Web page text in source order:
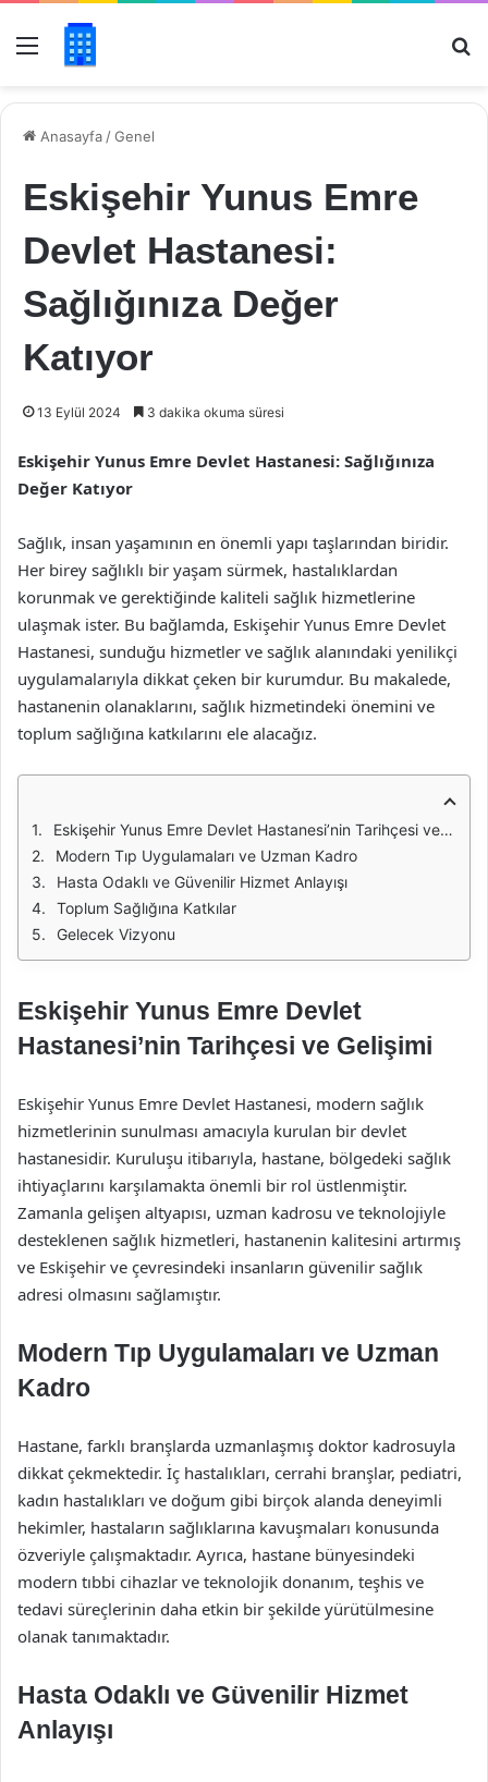
Menü
Anasayfa /Genel
Eskişehir Yunus Emre
Devlet Hastanesi:
Sağlığınıza Değer
Katıyor
13 Eylül 2024 3 dakika okuma süresi
Eskişehir Yunus Emre Devlet Hastanesi: Sağlığınıza
Değer Katıyor
Sağlık, insan yaşamının en önemli yapı taşlarından biridir.
Her birey sağlıklı bir yaşam sürmek, hastalıklardan
korunmak ve gerektiğinde kaliteli sağlık hizmetlerine
ulaşmak ister. Bu bağlamda, Eskişehir Yunus Emre Devlet
Hastanesi, sunduğu hizmetler ve sağlık alanındaki yenilikçi
uygulamalarıyla dikkat çeken bir kurumdur. Bu makalede,
hastanenin olanaklarını, sağlık hizmetindeki önemini ve
toplum sağlığına katkılarını ele alacağız.
Eskişehir Yunus Emre Devlet Hastanesi’nin Tarihçesi ve Gelişimi
Modern Tıp Uygulamaları ve Uzman Kadro
Hasta Odaklı ve Güvenilir Hizmet Anlayışı
Toplum Sağlığına Katkılar
Gelecek Vizyonu
Eskişehir Yunus Emre Devlet
Hastanesi’nin Tarihçesi ve Gelişimi
Eskişehir Yunus Emre Devlet Hastanesi, modern sağlık
hizmetlerinin sunulması amacıyla kurulan bir devlet
hastanesidir. Kuruluşu itibarıyla, hastane, bölgedeki sağlık
ihtiyaçlarını karşılamakta önemli bir rol üstlenmiştir.
Zamanla gelişen altyapısı, uzman kadrosu ve teknolojiyle
desteklenen sağlık hizmetleri, hastanenin kalitesini artırmış
ve Eskişehir ve çevresindeki insanların güvenilir sağlık
adresi olmasını sağlamıştır.
Modern Tıp Uygulamaları ve Uzman
Kadro
Hastane, farklı branşlarda uzmanlaşmış doktor kadrosuyla
dikkat çekmektedir. İç hastalıkları, cerrahi branşlar, pediatri,
kadın hastalıkları ve doğum gibi birçok alanda deneyimli
hekimler, hastaların sağlıklarına kavuşmaları konusunda
özveriyle çalışmaktadır. Ayrıca, hastane bünyesindeki
modern tıbbi cihazlar ve teknolojik donanım, teşhis ve
tedavi süreçlerinin daha etkin bir şekilde yürütülmesine
olanak tanımaktadır.
Hasta Odaklı ve Güvenilir Hizmet
Anlayışı